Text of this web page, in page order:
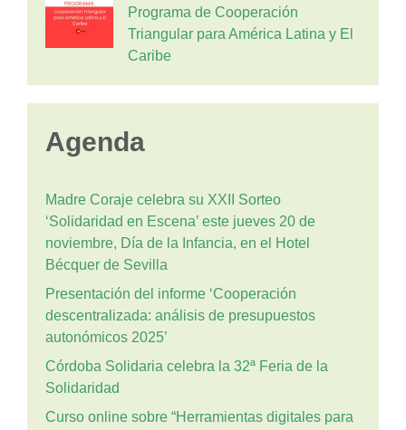
Programa de Cooperación
Triangular para América Latina y El
Caribe
Agenda
Madre Coraje celebra su XXII Sorteo
‘Solidaridad en Escena’ este jueves 20 de
noviembre, Día de la Infancia, en el Hotel
Bécquer de Sevilla
Presentación del informe ‘Cooperación
descentralizada: análisis de presupuestos
autonómicos 2025’
Córdoba Solidaria celebra la 32ª Feria de la
Solidaridad
Curso online sobre “Herramientas digitales para